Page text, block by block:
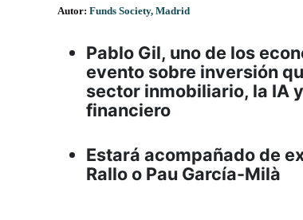
Autor: Funds Society, Madrid
Pablo Gil, uno de los
evento sobre inversión
sector inmobiliario, la IA
financiero
Estará acompañado de
Rallo o Pau García-Milà